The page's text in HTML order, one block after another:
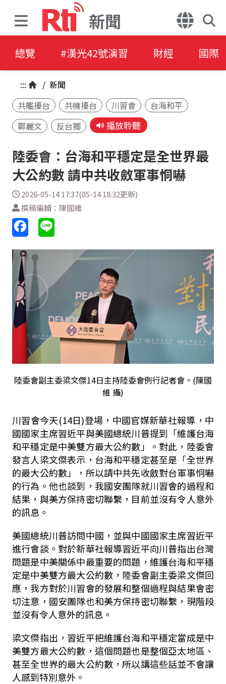
新聞
總覽 #漢光42號演習 財經 國際
::: / 新聞
共艦擾台
共機擾台 川習會
台海和平
鄭麗文
反台獨 播放聆聽
陸委會：台海和平穩定是全世界最
大公約數 請中共收斂軍事恫嚇
2026-05-14 17:37(05-14 18:32更新)
撰稿編輯：陳國維
陸委會副主委梁文傑14日主持陸委會例行記者會。(陳國
維 攝)
川習會今天(14日)登場，中國官媒新華社報導，中
國國家主席習近平與美國總統川普提到「維護台海
和平穩定是中美雙方最大公約數」。對此，陸委會
發言人梁文傑表示，台海和平穩定甚至是「全世界
的最大公約數」，所以請中共先收斂對台軍事恫嚇
的行為。他也談到，我國安團隊就川習會的過程和
結果，與美方保持密切聯繫，目前並沒有令人意外
的訊息。
美國總統川普訪問中國，並與中國國家主席習近平
進行會談。對於新華社報導習近平向川普指出台灣
問題是中美關係中最重要的問題，維護台海和平穩
定是中美雙方最大公約數，陸委會副主委梁文傑回
應，我方對於川習會的發展和整個過程與結果會密
切注意，國安團隊也和美方保持密切聯繫，現階段
並沒有令人意外的訊息。
梁文傑指出，習近平把維護台海和平穩定當成是中
美雙方最大公約數，這個問題也是整個亞太地區、
甚至全世界的最大公約數，所以講這些話並不會讓
人感到特別意外。